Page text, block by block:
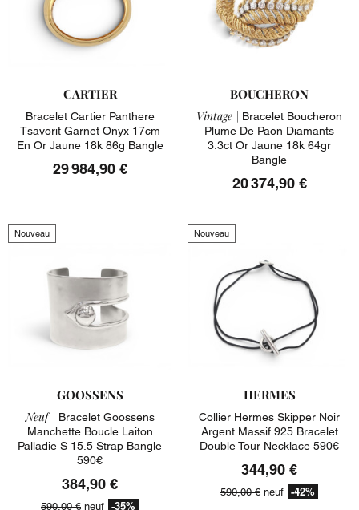
CARTIER
Bracelet Cartier Panthere
Tsavorit Garnet Onyx 17cm
En Or Jaune 18k 86g Bangle
29 984,90 €
BOUCHERON
Vintage | Bracelet Boucheron
Plume De Paon Diamants
3.3ct Or Jaune 18k 64gr
Bangle
20 374,90 €
Nouveau
GOOSSENS
Neuf | Bracelet Goossens
Manchette Boucle Laiton
Palladie S 15.5 Strap Bangle
590€
384,90 €
590,00 € neuf -35%
Nouveau
HERMES
Collier Hermes Skipper Noir
Argent Massif 925 Bracelet
Double Tour Necklace 590€
344,90 €
590,00 € neuf -42%